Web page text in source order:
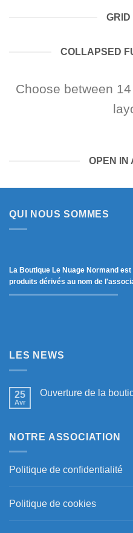
GRID
COLLAPSED
Choose between
OPEN IN
QUI NOUS SOMMES
La Boutique Le Nuage Normand
produits dérivés au nom de
LES NEWS
25
Avr
Ouverture de la
NOTRE ASSOCIATION
Politique de confidentialité
Politique de cookies